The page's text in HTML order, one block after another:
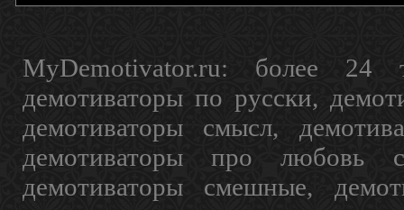
MyDemotivator.ru: более 24
демотиваторы по русски,
демотиваторы смысл,
демотиваторы про любовь
демотиваторы смешные,